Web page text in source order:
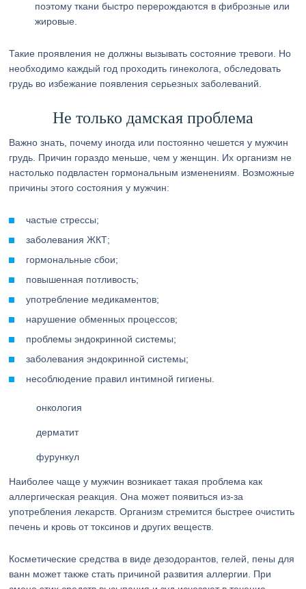
поэтому ткани быстро перерождаются в фиброзные или
жировые.
Такие проявления не должны вызывать состояние тревоги. Но
необходимо каждый год проходить гинеколога, обследовать
грудь во избежание появления серьезных заболеваний.
Не только дамская проблема
Важно знать, почему иногда или постоянно чешется у мужчин
грудь. Причин гораздо меньше, чем у женщин. Их организм не
настолько подвластен гормональным изменениям. Возможные
причины этого состояния у мужчин:
частые стрессы;
заболевания ЖКТ;
гормональные сбои;
повышенная потливость;
употребление медикаментов;
нарушение обменных процессов;
проблемы эндокринной системы;
заболевания эндокринной системы;
несоблюдение правил интимной гигиены.
онкология
дерматит
фурункул
Наиболее чаще у мужчин возникает такая проблема как
аллергическая реакция. Она может появиться из-за
употребления лекарств. Организм стремится быстрее очистить
печень и кровь от токсинов и других веществ.
Косметические средства в виде дезодорантов, гелей, пены для
ванн может также стать причиной развития аллергии. При